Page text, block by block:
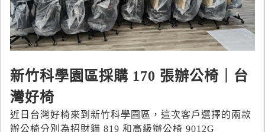
新竹科學園區採購 170 張辦公椅｜台
灣好椅
近日台灣好椅來到新竹科學園區，這次客戶選擇的兩款
辦公椅分別為招財貓 819 和高級辦公椅 9012G